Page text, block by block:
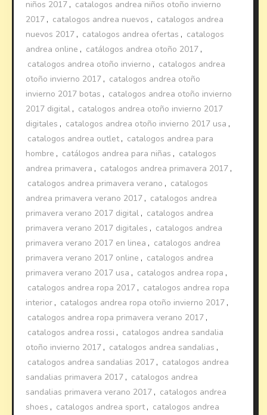
niños 2017 , catalogos andrea niños otoño invierno
2017 , catalogos andrea nuevos , catalogos andrea
nuevos 2017 , catalogos andrea ofertas , catalogos
andrea online , catálogos andrea otoño 2017 ,
catalogos andrea otoño invierno , catalogos andrea
otoño invierno 2017 , catalogos andrea otoño
invierno 2017 botas , catalogos andrea otoño invierno
2017 digital , catalogos andrea otoño invierno 2017
digitales , catalogos andrea otoño invierno 2017 usa ,
catalogos andrea outlet, catalogos andrea para
hombre , catálogos andrea para niñas , catalogos
andrea primavera , catalogos andrea primavera 2017 ,
catalogos andrea primavera verano , catalogos
andrea primavera verano 2017 , catalogos andrea
primavera verano 2017 digital , catalogos andrea
primavera verano 2017 digitales , catalogos andrea
primavera verano 2017 en linea , catalogos andrea
primavera verano 2017 online , catalogos andrea
primavera verano 2017 usa , catalogos andrea ropa ,
catalogos andrea ropa 2017 , catalogos andrea ropa
interior , catalogos andrea ropa otoño invierno 2017 ,
catalogos andrea ropa primavera verano 2017 ,
catalogos andrea rossi , catalogos andrea sandalia
otoño invierno 2017 , catalogos andrea sandalias ,
catalogos andrea sandalias 2017 , catalogos andrea
sandalias primavera 2017 , catalogos andrea
sandalias primavera verano 2017 , catalogos andrea
shoes , catalogos andrea sport, catalogos andrea